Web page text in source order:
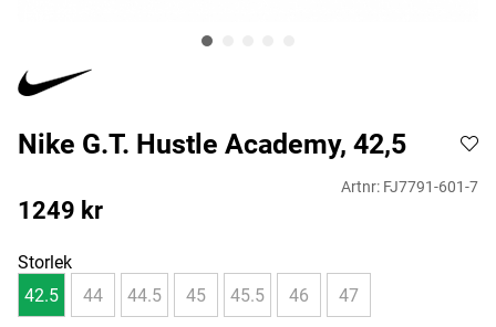
Nike G.T. Hustle Academy, 42,5
Artnr: FJ7791-601-7
1249 kr
Storlek
42.5
44 44.5 45 45.5 46 47